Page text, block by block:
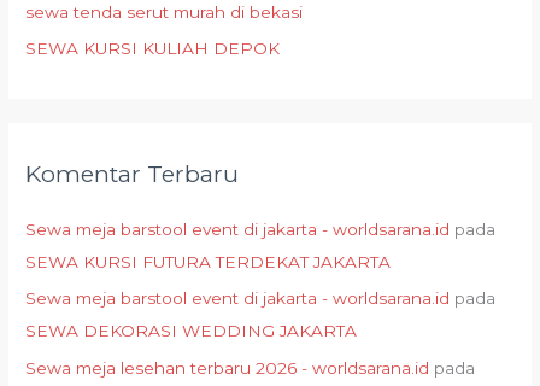
:sewa tenda serut murah di bekasi
SEWA KURSI KULIAH DEPOK
Komentar Terbaru
Sewa meja barstool event di jakarta - worldsarana.id pada
SEWA KURSI FUTURA TERDEKAT JAKARTA
Sewa meja barstool event di jakarta - worldsarana.id pada
SEWA DEKORASI WEDDING JAKARTA
Sewa meja lesehan terbaru 2026 - worldsarana.id pada